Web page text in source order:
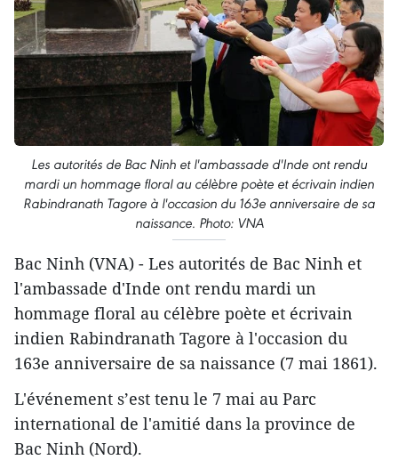
Les autorités de Bac Ninh et l'ambassade d'Inde ont rendu
mardi un hommage floral au célèbre poète et écrivain indien
Rabindranath Tagore à l'occasion du 163e anniversaire de sa
naissance. Photo: VNA
Bac Ninh (VNA) - Les autorités de Bac Ninh et
l'ambassade d'Inde ont rendu mardi un
hommage floral au célèbre poète et écrivain
indien Rabindranath Tagore à l'occasion du
163e anniversaire de sa naissance (7 mai 1861).
L'événement s’est tenu le 7 mai au Parc
international de l'amitié dans la province de
Bac Ninh (Nord).